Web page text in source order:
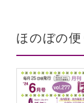
ほのぼの